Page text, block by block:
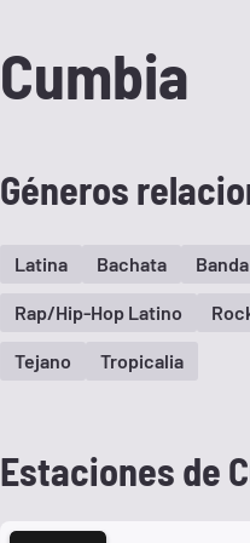
Cumbia
Géneros
Latina Bachata Banda
Rap/Hip-Hop Latino
Tejano Tropicalia
Estaciones de